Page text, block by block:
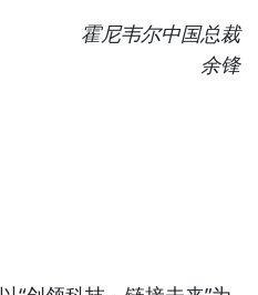
霍尼韦尔中国总裁
余锋